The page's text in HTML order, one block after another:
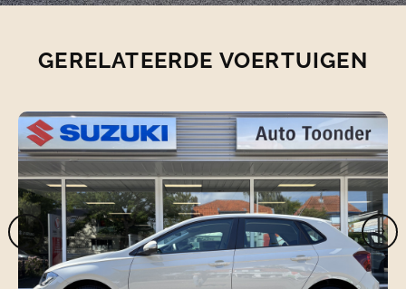
GERELATEERDE VOERTUIGEN